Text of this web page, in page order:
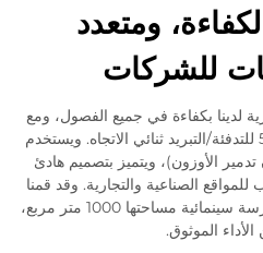
ومتعدد
للشركات
لدينا بكفاءة في جميع الفصول، ومع
معامل أداء (COP) يصل إلى 5.0 للتدفئة/التبريد ثنائي الاتجاه. ويستخدم
الأوزون)، ويتميز بتصميم هادئ
مناسب للمواقع الصناعية والتجارية. وقد قمنا
بتوريده لشركة ميندي للألبان ومدرسة سينمائية مساحتها 1000 متر مربع،
الموثوق.